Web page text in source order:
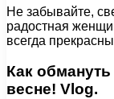
Не забывайте,
радостная
всегда
Как
весне! Vlog.